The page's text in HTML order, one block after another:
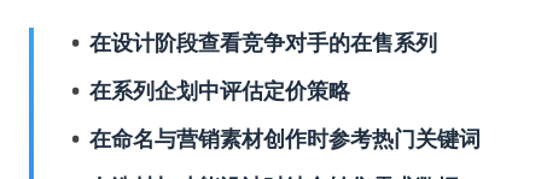
在设计阶段查看竞争对手的在售系列
在系列企划中评估定价策略
在命名与营销素材创作时参考热门关键词